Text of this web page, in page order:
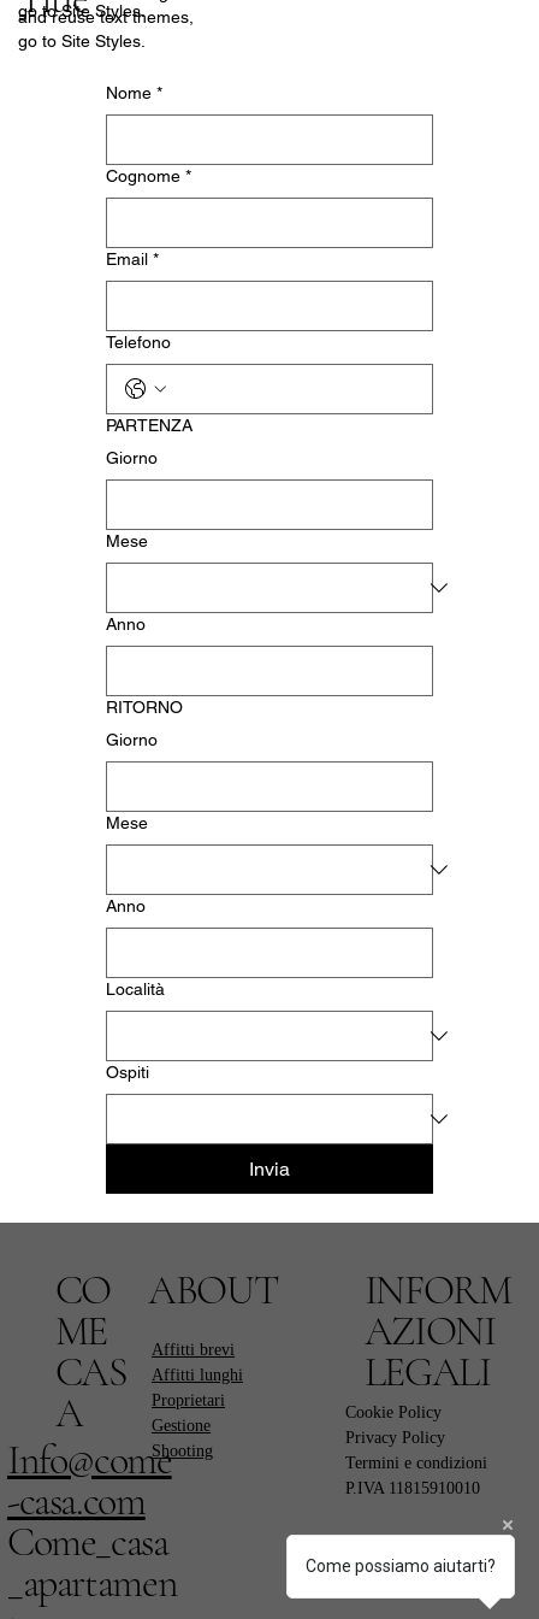
go to Site Styles.
and reuse text themes,
go to Site Styles.
Nome *
Cognome *
Email *
Telefono
PARTENZA
Giorno
Mese
Anno
RITORNO
Giorno
Mese
Anno
Località
Ospiti
Invia
CO
ME
CAS
A
Info@come
-casa.com
Come_casa
_apartamen
ABOUT
Affitti brevi
Affitti lunghi
Proprietari
Gestione
Shooting
INFORM
AZIONI
LEGALI
Cookie Policy
Privacy Policy
Termini e condizioni
P.IVA 11815910010
Come possiamo aiutarti?